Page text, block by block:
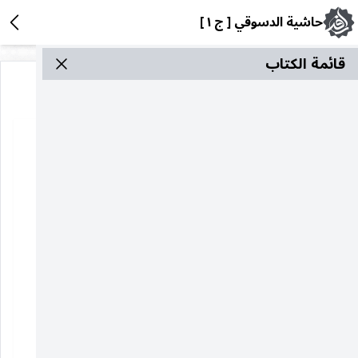
حاشية الدسوقي [ ج ١ ]
قائمة الکتاب